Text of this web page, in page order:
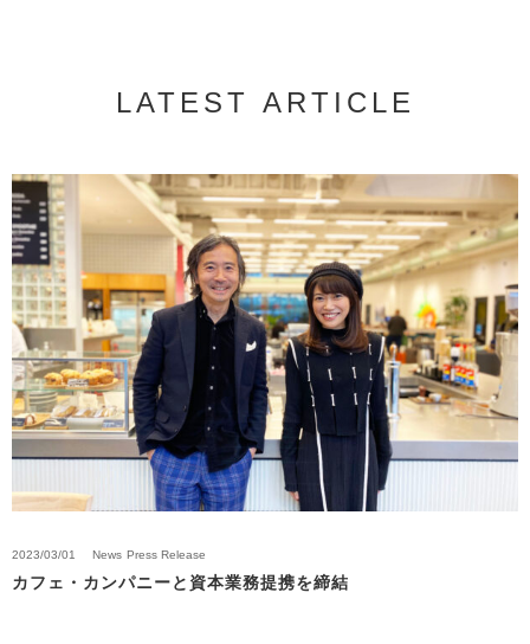
LATEST ARTICLE
2023/03/01 News Press Release
カフェ・カンパニーと資本業務提携を締結